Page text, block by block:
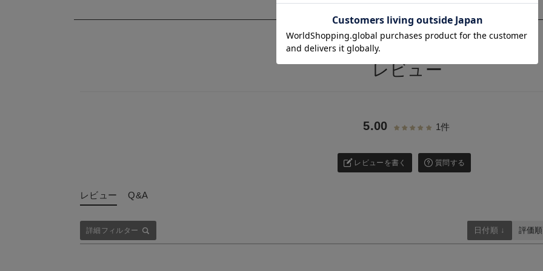
このアイテムをシェアする >
レビュー
5.00 1件
レビューを書く 質問する
レビュー Q&A
詳細フィルター 日付順 ↓ 評価順
お気に入り商品を確認する